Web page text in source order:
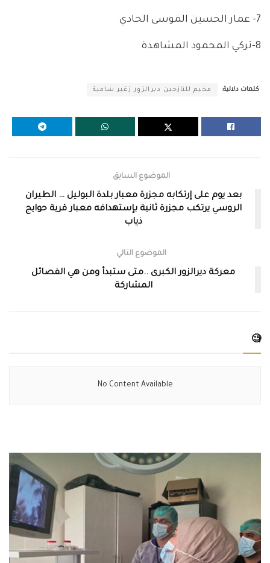
7- عمار الحسين الموسى الحادي
8-تركي المحمود المشاهدة
كلمات دلالية: مخيم للنازحين ديرالزور زغير شامية
الموضوع السابق
بعد يوم على إرتكابه مجزرة معبار بلدة البوليل … الطيران
الروسي يرتكب مجزرة ثانية بإستهدافه معبار قرية حوايج
ذياب
الموضوع التالي
معركة ديرالزور الكبرى ..متى ستبدأ ومن هي الفصائل
المشاركة
🧐
No Content Available